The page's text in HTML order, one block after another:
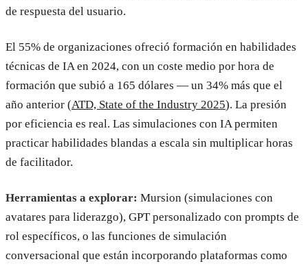
de respuesta del usuario.
El 55% de organizaciones ofreció formación en habilidades
técnicas de IA en 2024, con un coste medio por hora de
formación que subió a 165 dólares — un 34% más que el
año anterior (ATD, State of the Industry 2025). La presión
por eficiencia es real. Las simulaciones con IA permiten
practicar habilidades blandas a escala sin multiplicar horas
de facilitador.
Herramientas a explorar: Mursion (simulaciones con
avatares para liderazgo), GPT personalizado con prompts de
rol específicos, o las funciones de simulación
conversacional que están incorporando plataformas como